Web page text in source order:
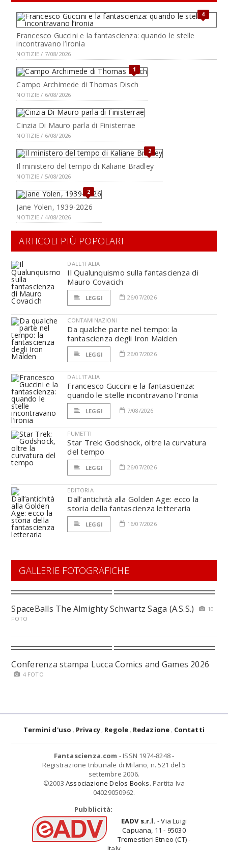
4
Francesco Guccini e la fantascienza: quando le stelle
incontravano l’ironia
NOTIZIE / 7/08/2026
1
Campo Archimede di Thomas Disch
NOTIZIE / 6/08/2026
Cinzia Di Mauro parla di Finisterrae
NOTIZIE / 6/08/2026
2
Il ministero del tempo di Kaliane Bradley
NOTIZIE / 5/08/2026
2
Jane Yolen, 1939-2026
NOTIZIE / 4/08/2026
ARTICOLI PIÙ POPOLARI
DALL'ITALIA
Il Qualunquismo sulla fantascienza di
Mauro Covacich
LEGGI 26/07/2026
CONTAMINAZIONI
Da qualche parte nel tempo: la
fantascienza degli Iron Maiden
LEGGI 26/07/2026
DALL'ITALIA
Francesco Guccini e la fantascienza:
quando le stelle incontravano l’ironia
LEGGI 7/08/2026
FUMETTI
Star Trek: Godshock, oltre la curvatura
del tempo
LEGGI 26/07/2026
EDITORIA
Dall’antichità alla Golden Age: ecco la
storia della fantascienza letteraria
LEGGI 16/07/2026
GALLERIE FOTOGRAFICHE
SpaceBalls The Almighty Schwartz Saga (A.S.S.)
10
FOTO
Conferenza stampa Lucca Comics and Games 2026
4 FOTO
Termini d'uso Privacy Regole Redazione Contatti
Fantascienza.com - ISSN 1974-8248 -
Registrazione tribunale di Milano, n. 521 del 5
settembre 2006.
©2003 Associazione Delos Books. Partita Iva
04029050962.
Pubblicità:
EADV s.r.l. - Via Luigi
Capuana, 11 - 95030
Tremestieri Etneo (CT) -